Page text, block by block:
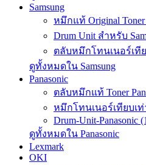
Samsung
หมึกแท้ Original Toner
Drum Unit สำหรับ
ตลับหมึกโทนเนอร์เทีย
ดูทั้งหมดใน Samsung
Panasonic
ตลับหมึกแท้ Toner
หมึกโทนเนอร์เทียบเท่
Drum-Unit-Panasonic
ดูทั้งหมดใน Panasonic
Lexmark
OKI